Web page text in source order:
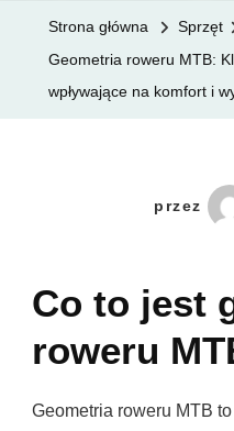
Strona główna
Sprzęt
Geometria roweru MTB:
wpływające na komfort i
przez
Co to jest
roweru
Geometria roweru MTB